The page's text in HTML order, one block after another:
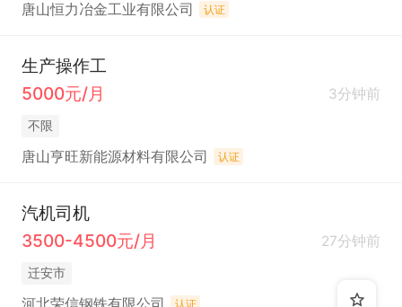
唐山恒力冶金工业有限公司 认证
生产操作工
5000元/月
3分钟前
不限
唐山亨旺新能源材料有限公司 认证
汽机司机
3500-4500元/月
27分钟前
迁安市
认证